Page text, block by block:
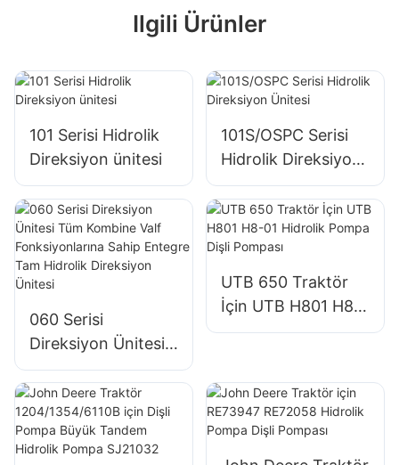
Ilgili Ürünler
101 Serisi Hidrolik
Direksiyon ünitesi
101S/OSPC Serisi
Hidrolik Direksiyon
Ünitesi
060 Serisi
Direksiyon Ünitesi
Tüm Kombine Valf
Fonksiyonlarına
Sahip Entegre Tam
Hidrolik Direksiyon
UTB 650 Traktör
İçin UTB H801 H8-
01 Hidrolik Pompa